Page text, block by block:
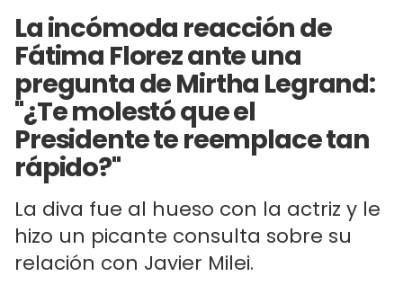
La incómoda reacción de
Fátima Florez ante una
pregunta de Mirtha Legrand:
"¿Te molestó que el
Presidente te reemplace tan
rápido?"
La diva fue al hueso con la actriz y le
hizo un picante consulta sobre su
relación con Javier Milei.